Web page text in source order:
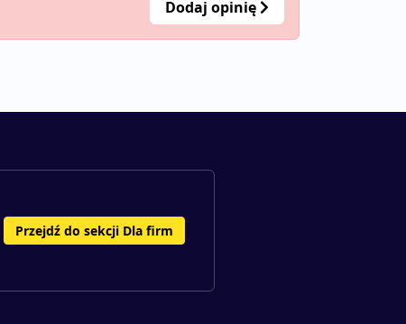
Dodaj opinię
Przejdź do sekcji Dla firm